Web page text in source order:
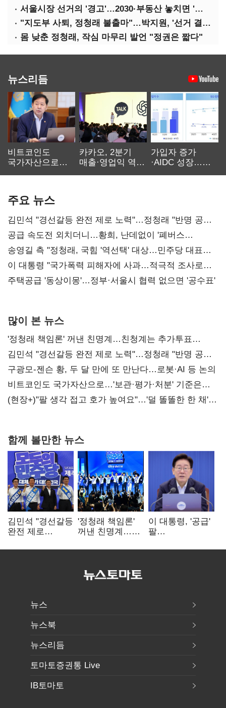
서울시장 선거의 '경고'…2030·부동산 놓치면 '총선도 대선도' 패배
"지도부 사퇴, 정청래 불출마"…박지원, '선거 결과 책임' 강조
몸 낮춘 정청래, 작심 마무리 발언 "정권은 짧다"
뉴스리듬
비트코인도
국가자산으로…'
카카오, 2분기
매출·영업익 역대
가입자 증가
·AIDC 성장…
주요 뉴스
김민석 "경선갈등 완전 제로 노력"…정청래 "반명 공세
사과부터"
공급 속도전 외치더니…황희, 난데없이 '폐버스
리모델링' 제안
송영길 측 "정청래, 국힘 '역선택' 대상…민주당 대표로
총선 지휘 못해"
이 대통령 "국가폭력 피해자에 사과…적극적 조사로
진실 밝혀야"
주택공급 '동상이몽'…정부·서울시 협력 없으면 '공수표'
많이 본 뉴스
'정청래 책임론' 꺼낸 친명계…친청계는 추가투표
때리기
김민석 "경선갈등 완전 제로 노력"…정청래 "반명 공세
사과부터"
구광모-젠슨 황, 두 달 만에 또 만난다…로봇·AI 등 논의
비트코인도 국가자산으로…'보관·평가·처분' 기준은
숙제
(현장+)"팔 생각 접고 호가 높여요"…'덜 똘똘한 한 채'
함께 볼만한 뉴스
김민석 "경선갈등
완전 제로
"반명 공세
'정청래 책임론'
꺼낸 친명계…
추가투표 때리기
이 대통령, '공급'
팔
여 내부선
뉴스
뉴스북
뉴스리듬
토마토증권통 Live
IB토마토